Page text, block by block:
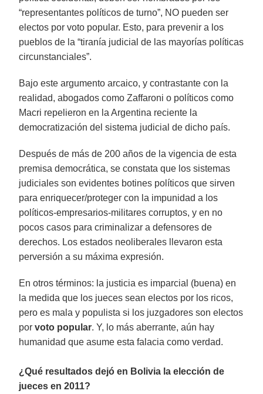
“representantes políticos de turno”, NO pueden ser
electos por voto popular. Esto, para prevenir a los
pueblos de la “tiranía judicial de las mayorías políticas
circunstanciales”.
Bajo este argumento arcaico, y contrastante con la
realidad, abogados como Zaffaroni o políticos como
Macri repelieron en la Argentina reciente la
democratización del sistema judicial de dicho país.
Después de más de 200 años de la vigencia de esta
premisa democrática, se constata que los sistemas
judiciales son evidentes botines políticos que sirven
para enriquecer/proteger con la impunidad a los
políticos-empresarios-militares corruptos, y en no
pocos casos para criminalizar a defensores de
derechos. Los estados neoliberales llevaron esta
perversión a su máxima expresión.
En otros términos: la justicia es imparcial (buena) en
la medida que los jueces sean electos por los ricos,
pero es mala y populista si los juzgadores son electos
porvoto popular. Y, lo más aberrante, aún hay
humanidad que asume esta falacia como verdad.
¿Qué resultados dejó en Bolivia la elección de
jueces en 2011?